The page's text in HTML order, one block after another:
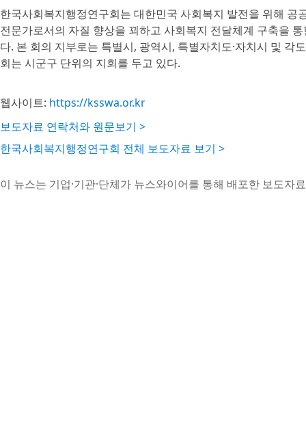
한국사회복지행정연구회는 대한민국 사회복지 발전을 위해
전문가로서의 자질 향상을 꾀하고 사회복지 전달체계 구축을
다. 본 회의 지부로는 특별시, 광역시, 특별자치도·자치시 및
회는 시군구 단위의 지회를 두고 있다.
웹사이트: https://ksswa.or.kr
보도자료 연락처와 원문보기 >
한국사회복지행정연구회 전체 보도자료 보기 >
이 뉴스는 기업·기관·단체가 뉴스와이어를 통해 배포한 보도자